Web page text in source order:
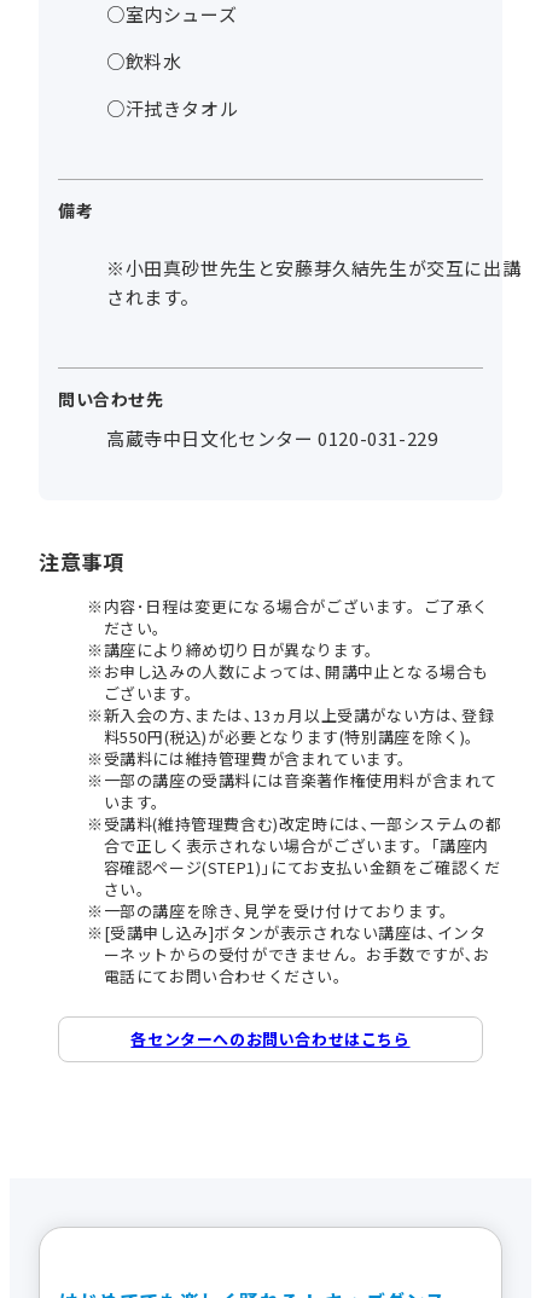
○室内シューズ
○飲料水
○汗拭きタオル
備考
※小田真砂世先生と安藤芽久結先生が交互に出講
されます。
問い合わせ先
高蔵寺中日文化センター 0120-031-229
注意事項
内容･日程は変更になる場合がございます。ご了承く
ださい。
講座により締め切り日が異なります。
お申し込みの人数によっては､開講中止となる場合も
ございます。
新入会の方､または､13ヵ月以上受講がない方は､登録
料550円(税込)が必要となります(特別講座を除く)。
受講料には維持管理費が含まれています。
一部の講座の受講料には音楽著作権使用料が含まれて
います。
受講料(維持管理費含む)改定時には､一部システムの都
合で正しく表示されない場合がございます。｢講座内
容確認ページ(STEP1)｣にてお支払い金額をご確認くだ
さい。
一部の講座を除き､見学を受け付けております。
[受講申し込み]ボタンが表示されない講座は､インタ
ーネットからの受付ができません。お手数ですが､お
電話にてお問い合わせください。
各センターへのお問い合わせはこちら